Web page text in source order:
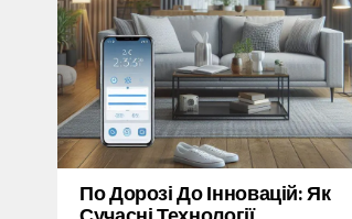
По Дорозі До Інновацій: Як